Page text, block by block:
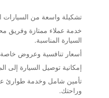
تشكيلة واسعة من السيارات
خدمة عملاء ممتازة وفريق
السيارة المناسبة.
أسعار تنافسية وعروض
إمكانية توصيل السيارة إلى
تأمين شامل وخدمة طوارئ
وراحتك.